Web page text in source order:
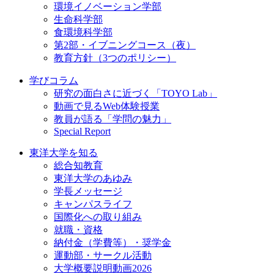
環境イノベーション学部
生命科学部
食環境科学部
第2部・イブニングコース（夜）
教育方針（3つのポリシー）
学びコラム
研究の面白さに近づく「TOYO Lab」
動画で見るWeb体験授業
教員が語る「学問の魅力」
Special Report
東洋大学を知る
総合知教育
東洋大学のあゆみ
学長メッセージ
キャンパスライフ
国際化への取り組み
就職・資格
納付金（学費等）・奨学金
運動部・サークル活動
大学概要説明動画2026